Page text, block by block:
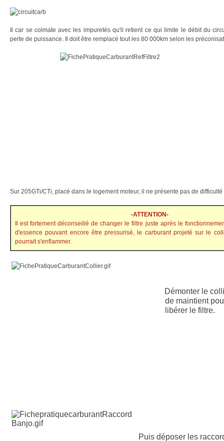
Il car se colmate avec les impuretés qu'il retient ce qui limite le débit du
perte de puissance. Il doit être remplacé tout les 80 000km selon les
Sur 205GTi/CTi, placé dans le logement moteur, il ne présente pas de
-ATTENTION-
Il est fortement déconseillé de changer le filtre juste après le
d'essence pouvant encore être pressurisé, le carburant projeté sur le
pourrait s'enflammer.
Démonter le
de maintient
libérer le filtre.
Puis déposer les